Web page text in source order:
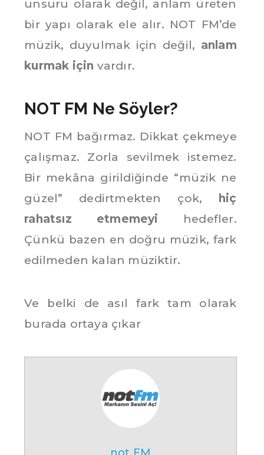
unsuru olarak değil, anlam üreten
bir yapı olarak ele alır. NOT FM’de
müzik, duyulmak için değil, anlam
kurmak için vardır.
NOT FM Ne Söyler?
NOT FM bağırmaz. Dikkat çekmeye
çalışmaz. Zorla sevilmek istemez.
Bir mekâna girildiğinde “müzik ne
güzel” dedirtmekten çok, hiç
rahatsız etmemeyi hedefler.
Çünkü bazen en doğru müzik, fark
edilmeden kalan müziktir.
Ve belki de asıl fark tam olarak
burada ortaya çıkar
not FM